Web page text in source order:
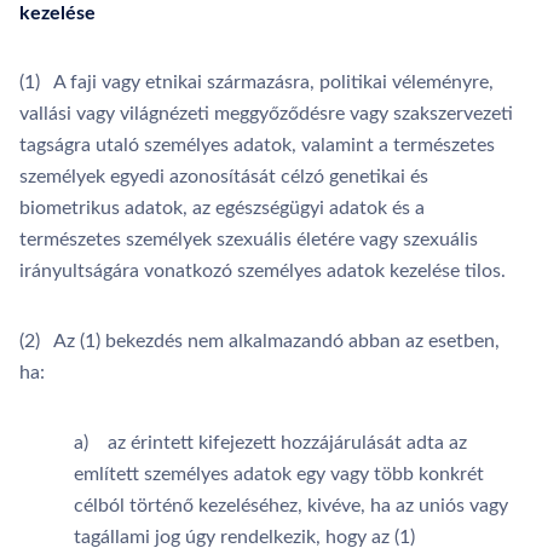
kezelése
(1) A faji vagy etnikai származásra, politikai véleményre,
vallási vagy világnézeti meggyőződésre vagy szakszervezeti
tagságra utaló személyes adatok, valamint a természetes
személyek egyedi azonosítását célzó genetikai és
biometrikus adatok, az egészségügyi adatok és a
természetes személyek szexuális életére vagy szexuális
irányultságára vonatkozó személyes adatok kezelése tilos.
(2) Az (1) bekezdés nem alkalmazandó abban az esetben,
ha:
a) az érintett kifejezett hozzájárulását adta az
említett személyes adatok egy vagy több konkrét
célból történő kezeléséhez, kivéve, ha az uniós vagy
tagállami jog úgy rendelkezik, hogy az (1)